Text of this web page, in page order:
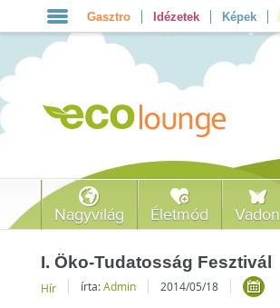
Gasztro Idézetek Képek
Nagyvilág Életmód Vadon
I. Öko-Tudatosság Fesztivál
Hír írta:Admin 2014/05/18